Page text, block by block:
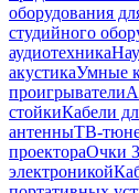
оборудования
студийного
аудиотехника
акустикаУмные
проигрыватели
стойкиКабели
антенныТВ-
проектораОчки
электроникой